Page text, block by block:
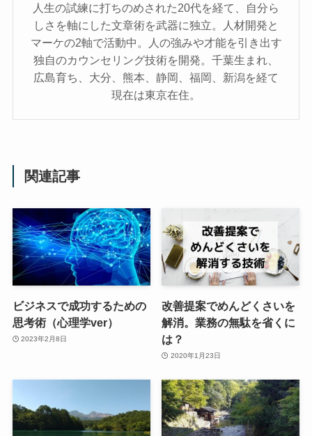
人生の試練に打ちのめされた20代を経て、自分ら
しさを軸にした文章術を武器に独立。人材開発と
マーケの2軸で活動中。人の強みや才能を引き出す
独自のカウンセリング技術を開発。千葉生まれ、
広島育ち、大分、熊本、静岡、福岡、新潟を経て
現在は東京在住。
関連記事
ビジネスで成功するための
思考術（心理学ver）
2023年2月8日
改善提案でめんどくさいを
解消。業務の無駄を省くに
は？
2020年1月23日